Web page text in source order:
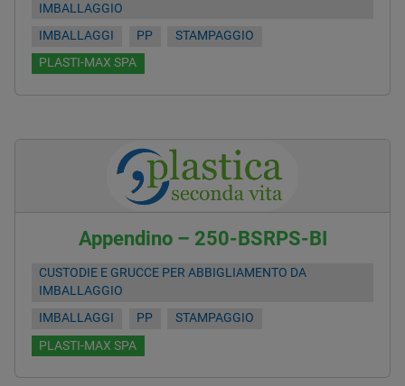
IMBALLAGGIO
IMBALLAGGI
PP
STAMPAGGIO
PLASTI-MAX SPA
Appendino – 250-BSRPS-BI
CUSTODIE E GRUCCE PER ABBIGLIAMENTO DA
IMBALLAGGIO
IMBALLAGGI
PP
STAMPAGGIO
PLASTI-MAX SPA